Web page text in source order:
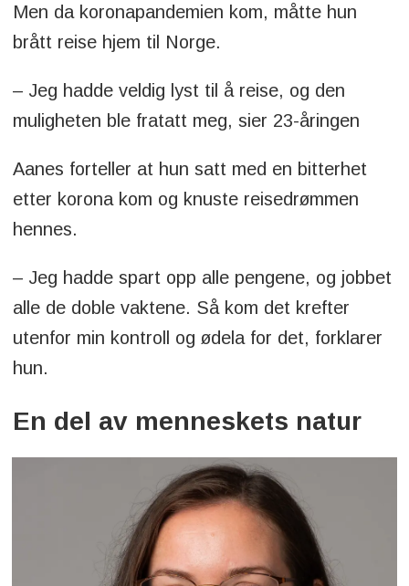
Men da koronapandemien kom, måtte hun
brått reise hjem til Norge.
– Jeg hadde veldig lyst til å reise, og den
muligheten ble fratatt meg, sier 23-åringen
Aanes forteller at hun satt med en bitterhet
etter korona kom og knuste reisedrømmen
hennes.
– Jeg hadde spart opp alle pengene, og jobbet
alle de doble vaktene. Så kom det krefter
utenfor min kontroll og ødela for det, forklarer
hun.
En del av menneskets natur